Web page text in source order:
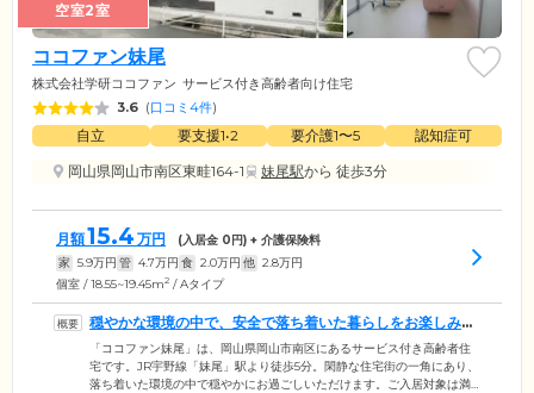
空室2室
ココファン妹尾
株式会社学研ココファン サービス付き高齢者向け住宅
3.6 (口コミ4件)
自立 要支援1•2 要介護1〜5
認知症可
岡山県岡山市南区東畦164-1
妹尾駅から 徒歩3分
月額15.4 万円 (入居金 0円) + 介護保険料
家 5.9万円 管 4.7万円 食 2.0万円 他 2.8万円
個室 / 18.55~19.45m2 / Aタイプ
穏やかな環境の中で、安全で落ち着いた暮らしをお楽しみい
ただけます
「ココファン妹尾」は、岡山県岡山市南区にあるサービス付き高齢者住
宅です。JR宇野線「妹尾」駅より徒歩5分。閑静な住宅街の一角にあり、
落ち着いた環境の中で穏やかにお過ごしいただけます。ご入居対象は満